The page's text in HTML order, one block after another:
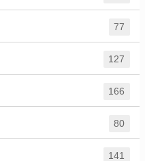
77
127
166
80
141